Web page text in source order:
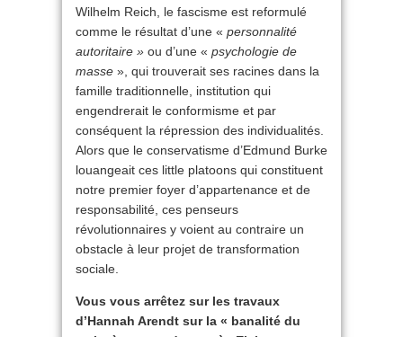
Wilhelm Reich, le fascisme est reformulé
comme le résultat d’une « personnalité
autoritaire » ou d’une « psychologie de
masse », qui trouverait ses racines dans la
famille traditionnelle, institution qui
engendrerait le conformisme et par
conséquent la répression des individualités.
Alors que le conservatisme d’Edmund Burke
louangeait ces little platoons qui constituent
notre premier foyer d’appartenance et de
responsabilité, ces penseurs
révolutionnaires y voient au contraire un
obstacle à leur projet de transformation
sociale.
Vous vous arrêtez sur les travaux
d’Hannah Arendt sur la « banalité du